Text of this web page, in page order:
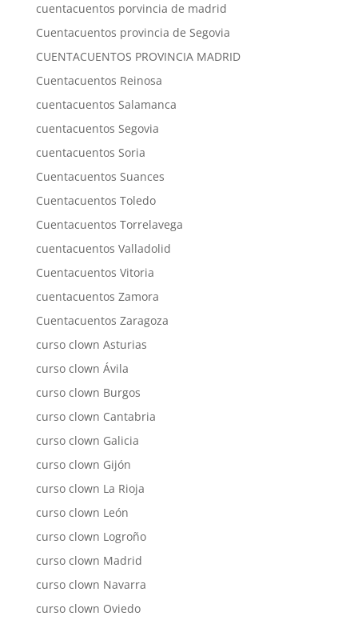
cuentacuentos porvincia de madrid
Cuentacuentos provincia de Segovia
CUENTACUENTOS PROVINCIA MADRID
Cuentacuentos Reinosa
cuentacuentos Salamanca
cuentacuentos Segovia
cuentacuentos Soria
Cuentacuentos Suances
Cuentacuentos Toledo
Cuentacuentos Torrelavega
cuentacuentos Valladolid
Cuentacuentos Vitoria
cuentacuentos Zamora
Cuentacuentos Zaragoza
curso clown Asturias
curso clown Ávila
curso clown Burgos
curso clown Cantabria
curso clown Galicia
curso clown Gijón
curso clown La Rioja
curso clown León
curso clown Logroño
curso clown Madrid
curso clown Navarra
curso clown Oviedo